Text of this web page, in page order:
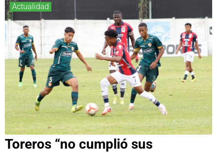
Actualidad
Toreros “no cumplió sus